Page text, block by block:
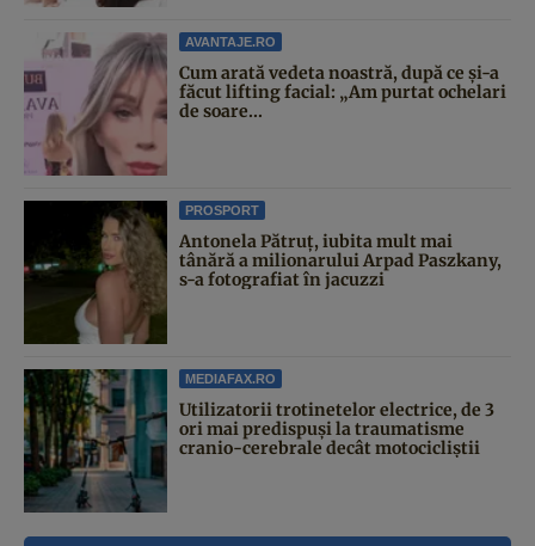
AVANTAJE.RO
Cum arată vedeta noastră, după ce și-a
făcut lifting facial: „Am purtat ochelari
de soare...
PROSPORT
Antonela Pătruț, iubita mult mai
tânără a milionarului Arpad Paszkany,
s-a fotografiat în jacuzzi
MEDIAFAX.RO
Utilizatorii trotinetelor electrice, de 3
ori mai predispuși la traumatisme
cranio-cerebrale decât motocicliștii